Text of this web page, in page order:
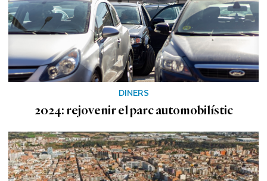
DINERS
2024: rejovenir el parc automobilístic